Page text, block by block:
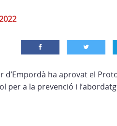
d’Empordà ha aprovat el
per a la prevenció i